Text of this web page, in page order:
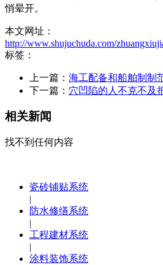
悄晕开。
本文网址：
http://www.shujuchuda.com/
标签：
上一篇： 海工配备和船舶制制
下一篇： 穴凹陷的人不克不及
相关新闻
找不到任何内容
瓷砖铺贴系统
|
防水修缮系统
|
工程建材系统
|
涂料装饰系统